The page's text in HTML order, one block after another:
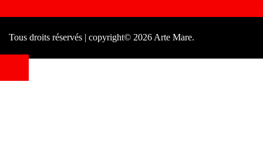
Tous droits réservés | copyright© 2026 Arte Mare.